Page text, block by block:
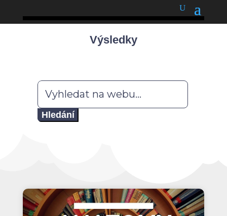
Výsledky
Hledat: